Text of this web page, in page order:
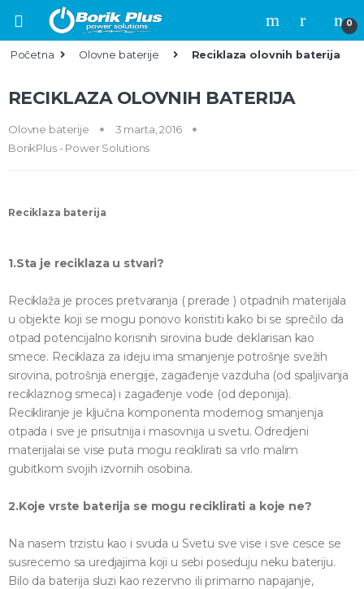
Skip to navigation
Skip to content
0
Početna Olovne baterije Reciklaza olovnih baterija
RECIKLAZA OLOVNIH BATERIJA
Olovne baterije
3 marta, 2016
BorikPlus - Power Solutions
Reciklaza baterija
1.Sta je reciklaza u stvari?
Reciklaža je proces pretvaranja ( prerade ) otpadnih materijala
u objekte koji se mogu ponovo koristiti kako bi se sprečilo da
otpad potencijalno korisnih sirovina bude deklarisan kao
smece. Reciklaza za ideju ima smanjenje potrošnje svežih
sirovina, potrošnja energije, zagađenje vazduha (od spaljivanja
reciklaznog smeca) i zagađenje vode (od deponija).
Recikliranje je ključna komponenta modernog smanjenja
otpada i sve je prisutnija i masovnija u svetu. Odredjeni
materijalai se vise puta mogu reciklirati sa vrlo malim
gubitkom svojih izvornih osobina.
2.Koje vrste baterija se mogu reciklirati a koje ne?
Na nasem trzistu kao i svuda u Svetu sve vise i sve cesce se
susrecemo sa uredjajima koji u sebi poseduju neku bateriju.
Bilo da baterija sluzi kao rezervno ili primarno napajanje,